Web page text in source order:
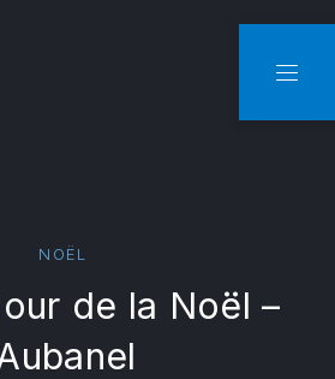
NOËL
de la Noël –